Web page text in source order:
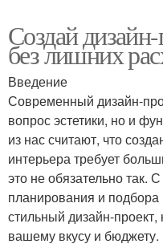
Создай
без лишних
Введение
Современный дизайн-
вопрос эстетики, но и
из нас считают, что
интерьера требует
это не обязательно так.
планирования и
стильный дизайн-проект,
вашему вкусу и бюджету.